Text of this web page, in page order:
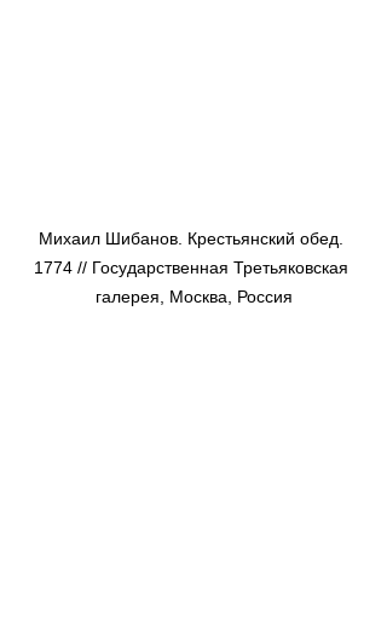
Михаил Шибанов. Крестьянский обед.
1774 // Государственная Третьяковская
галерея, Москва, Россия